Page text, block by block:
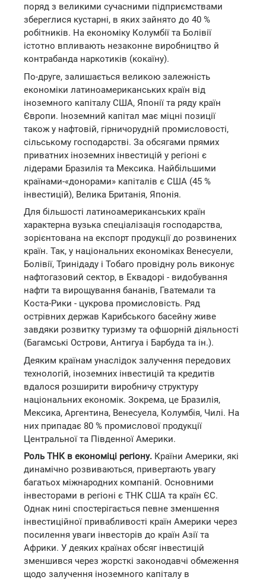
поряд з великими сучасними підприємствами
збереглися кустарні, в яких зайнято до 40 %
робітників. На економіку Колумбії та Болівії
істотно впливають незаконне виробництво й
контрабанда наркотиків (кокаїну).
По-друге, залишається великою залежність
економіки латиноамериканських країн від
іноземного капіталу США, Японії та ряду країн
Європи. Іноземний капітал має міцні позиції
також у нафтовій, гірничорудній промисловості,
сільському господарстві. За обсягами прямих
приватних іноземних інвестицій у регіоні є
лідерами Бразилія та Мексика. Найбільшими
країнами-«донорами» капіталів є США (45 %
інвестицій), Велика Британія, Японія.
Для більшості латиноамериканських країн
характерна вузька спеціалізація господарства,
зорієнтована на експорт продукції до розвинених
країн. Так, у національних економіках Венесуели,
Болівії, Тринідаду і Тобаго провідну роль виконує
нафтогазовий сектор, в Еквадорі - видобування
нафти та вирощування бананів, Гватемали та
Коста-Рики - цукрова промисловість. Ряд
острівних держав Карибського басейну живе
завдяки розвитку туризму та офшорній діяльності
(Багамські Острови, Антигуа і Барбуда та ін.).
Деяким країнам унаслідок залучення передових
технологій, іноземних інвестицій та кредитів
вдалося розширити виробничу структуру
національних економік. Зокрема, це Бразилія,
Мексика, Аргентина, Венесуела, Колумбія, Чилі. На
них припадає 80 % промислової продукції
Центральної та Південної Америки.
Роль ТНК в економіці регіону. Країни Америки, які
динамічно розвиваються, привертають увагу
багатьох міжнародних компаній. Основними
інвесторами в регіоні є ТНК США та країн ЄС.
Однак нині спостерігається певне зменшення
інвестиційної привабливості країн Америки через
посилення уваги інвесторів до країн Азії та
Африки. У деяких країнах обсяг інвестицій
зменшився через жорсткі законодавчі обмеження
щодо залучення іноземного капіталу в